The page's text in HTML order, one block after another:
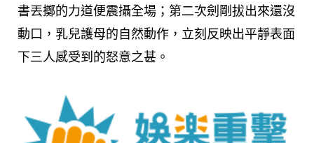
書丟擲的力道便震攝全場；第二次劍剛拔出來還沒
動口，乳兒護母的自然動作，立刻反映出平靜表面
下三人感受到的怒意之甚。